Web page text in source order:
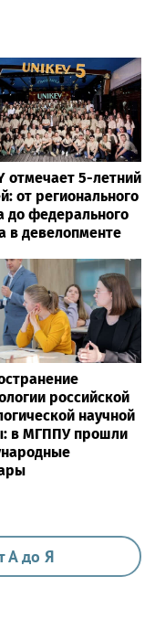
отмечает 5-летний
от регионального
до федерального
в девелопменте
российской
научной
в МГППУ прошли
А до Я